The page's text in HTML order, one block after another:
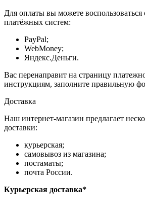
Для оплаты вы можете
платёжных систем:
PayPal;
WebMoney;
Яндекс.Деньги.
Вас перенаправит на страницу
инструкциям, заполните правильную
Доставка
Наш интернет-магазин предлагает
доставки:
курьерская;
самовывоз из магазина;
постаматы;
почта России.
Курьерская доставка*